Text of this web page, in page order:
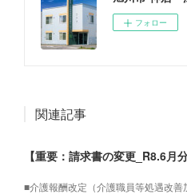
フォロー
関連記事
■介護報酬改定（介護職員等処遇改